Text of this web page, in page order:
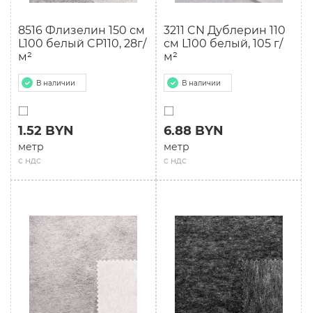
8516 Флизелин 150 см
L100 белый CP110, 28г/
м²
В наличии
с ндс
1.52 BYN
метр
3211 CN Дублерин 110
см L100 белый, 105 г/
м²
В наличии
с ндс
6.88 BYN
метр